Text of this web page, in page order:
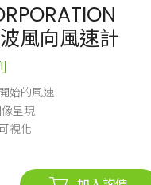
風向風速計
始的風速
呈現
視化